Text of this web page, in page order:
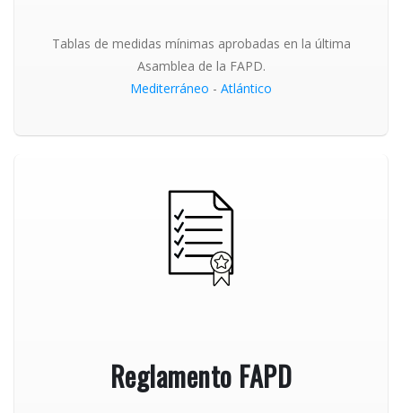
Tablas de medidas mínimas aprobadas en la última
Asamblea de la FAPD.
Mediterráneo - Atlántico
Reglamento FAPD